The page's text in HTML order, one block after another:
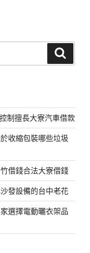
制擅長大寮汽車借款
收縮包裝哪些垃圾
借錢合法大寮借錢
發設備的台中老花
選擇電動曬衣架品